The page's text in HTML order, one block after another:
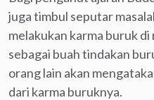
juga timbul seputar
melakukan karma buruk di
sebagai buah tindakan
orang lain akan
dari karma buruknya.